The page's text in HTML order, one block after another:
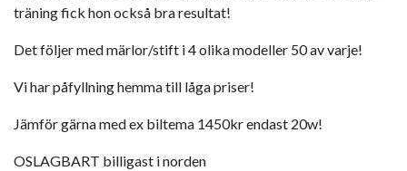
träning fick hon också bra resultat!
Det följer med märlor/stift i 4 olika modeller 50 av varje!
Vi har påfyllning hemma till låga priser!
Jämför gärna med ex biltema 1450kr endast 20w!
OSLAGBART billigast i norden